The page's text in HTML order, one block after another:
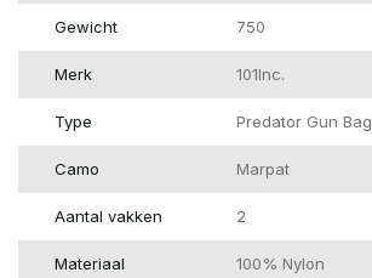
Gewicht 750
Merk 101Inc.
Type Predator Gun Bag
Camo Marpat
Aantal vakken 2
Materiaal 100% Nylon